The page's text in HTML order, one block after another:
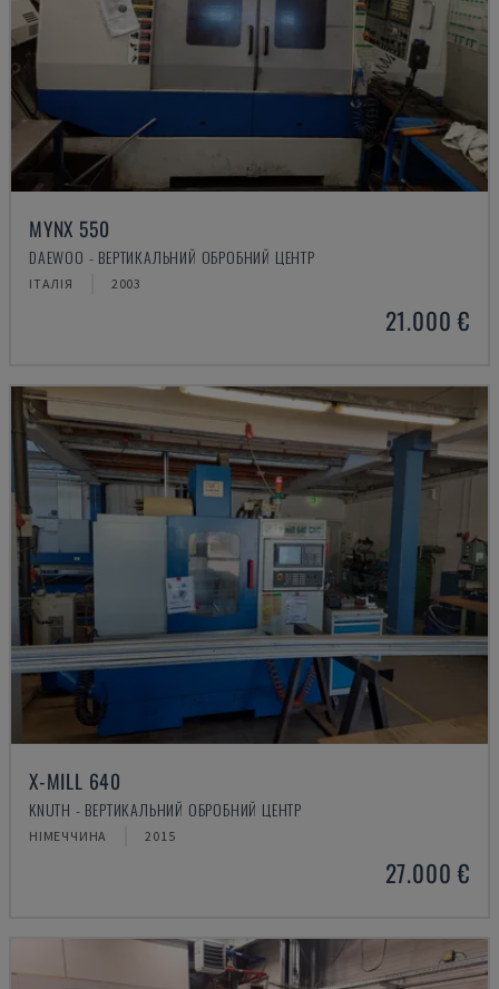
MYNX 550
DAEWOO - ВЕРТИКАЛЬНИЙ ОБРОБНИЙ ЦЕНТР
ІТАЛІЯ 2003
21.000 €
X-MILL 640
KNUTH - ВЕРТИКАЛЬНИЙ ОБРОБНИЙ ЦЕНТР
НІМЕЧЧИНА 2015
27.000 €